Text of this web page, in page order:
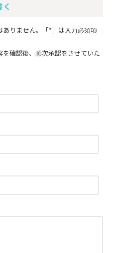
りません。 「*」 は入力必須項
確認後、順次承認をさせていた